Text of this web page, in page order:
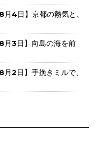
4日】京都の熱気と、
3日】向島の海を前
2日】手挽きミルで、